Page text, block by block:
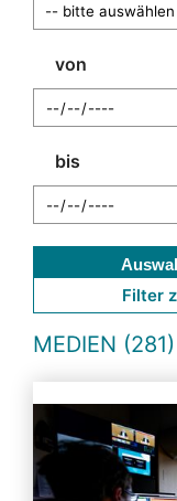
von
bis
Filter
MEDIEN (281)